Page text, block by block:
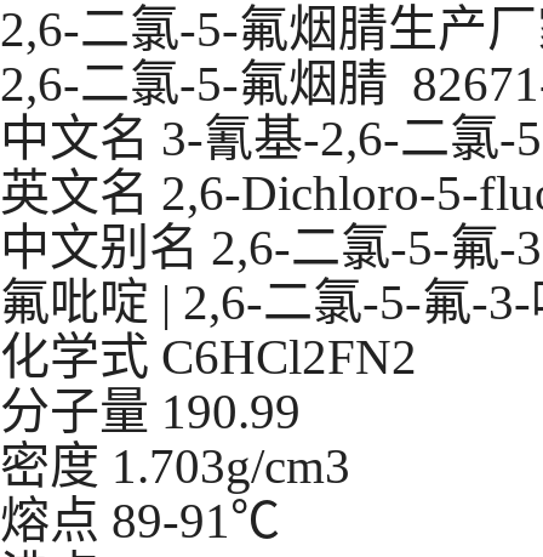
2,6-二氯-5-氟烟腈生产
2,6-二氯-5-氟烟腈
中文名 3-氰基-2,6-二氯-
英文名 2,6-Dichloro-5-
中文别名 2,6-二氯-5-氟-
氟吡啶 | 2,6-二氯-5-氟-
化学式 C6HCl2FN2
分子量 190.99
密度 1.703g/cm3
熔点 89-91℃